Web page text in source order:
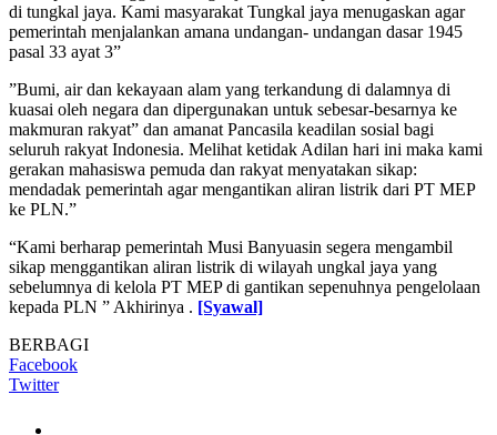
di tungkal jaya. Kami masyarakat Tungkal jaya menugaskan agar
pemerintah menjalankan amana undangan- undangan dasar 1945
pasal 33 ayat 3”
”Bumi, air dan kekayaan alam yang terkandung di dalamnya di
kuasai oleh negara dan dipergunakan untuk sebesar-besarnya ke
makmuran rakyat” dan amanat Pancasila keadilan sosial bagi
seluruh rakyat Indonesia. Melihat ketidak Adilan hari ini maka kami
gerakan mahasiswa pemuda dan rakyat menyatakan sikap:
mendadak pemerintah agar mengantikan aliran listrik dari PT MEP
ke PLN.”
“Kami berharap pemerintah Musi Banyuasin segera mengambil
sikap menggantikan aliran listrik di wilayah ungkal jaya yang
sebelumnya di kelola PT MEP di gantikan sepenuhnya pengelolaan
kepada PLN ” Akhirinya . [Syawal]
BERBAGI
Facebook
Twitter